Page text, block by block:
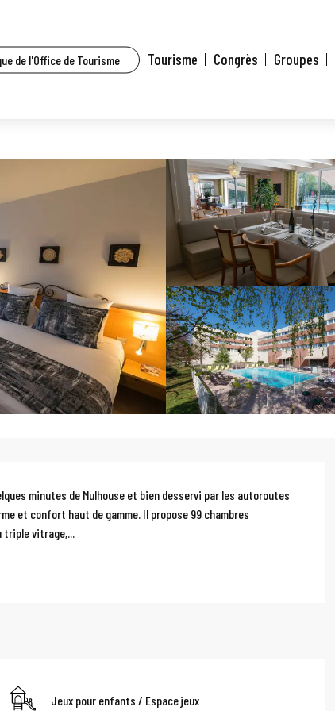
de l'Office de Tourisme Tourisme Congrès Groupes
minutes de Mulhouse et bien desservi par les autoroutes
et confort haut de gamme. Il propose 99 chambres
vitrage,...
Jeux pour enfants / Espace jeux